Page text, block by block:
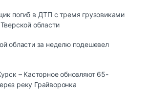
погиб в ДТП с тремя грузовиками
области
области за неделю подешевел
– Касторное обновляют 65-
реку Грайворонка